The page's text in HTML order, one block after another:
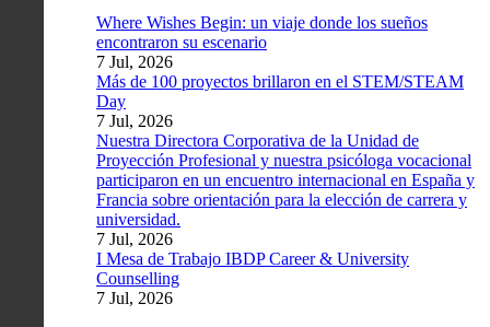
Where Wishes Begin: un viaje donde los sueños
encontraron su escenario
7 Jul, 2026
Más de 100 proyectos brillaron en el STEM/STEAM
Day
7 Jul, 2026
Nuestra Directora Corporativa de la Unidad de
Proyección Profesional y nuestra psicóloga vocacional
participaron en un encuentro internacional en España y
Francia sobre orientación para la elección de carrera y
universidad.
7 Jul, 2026
I Mesa de Trabajo IBDP Career & University
Counselling
7 Jul, 2026